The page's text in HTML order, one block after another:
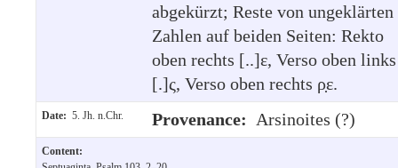
abgekürzt; Reste von ungeklärten
Zahlen auf beiden Seiten: Rekto
oben rechts [..]ε, Verso oben links
[.]ς, Verso oben rechts ρ̣ε.
Date: 5. Jh. n.Chr. Provenance: Arsinoites (?)
Content: